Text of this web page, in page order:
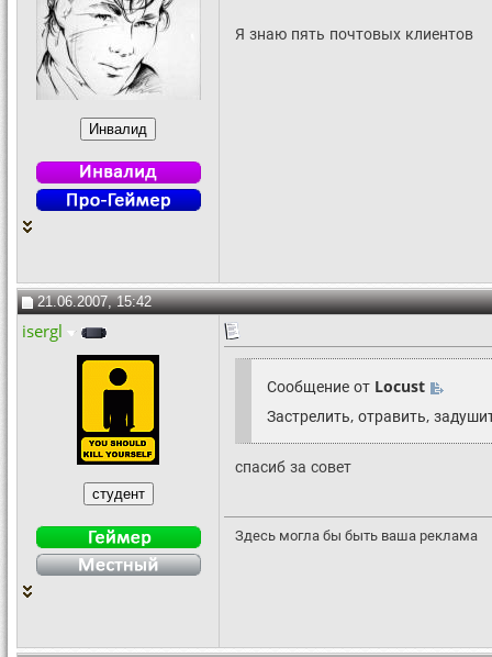
Я знаю пять почтовых клиентов
21.06.2007, 15:42
isergl
Сообщение от Locust
Застрелить, отравить,
спасиб за совет
Здесь могла бы быть ваша реклама